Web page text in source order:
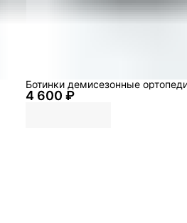
4 600 ₽
Ботинки демисезонные